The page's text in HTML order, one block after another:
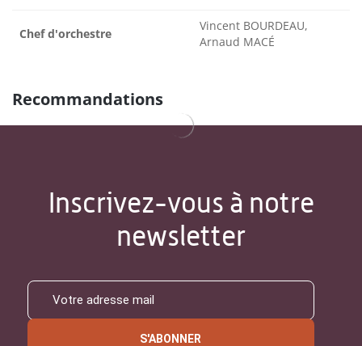
Chef d'orchestre
Vincent BOURDEAU,
Arnaud MACÉ
Recommandations
Inscrivez-vous à notre
newsletter
S'ABONNER